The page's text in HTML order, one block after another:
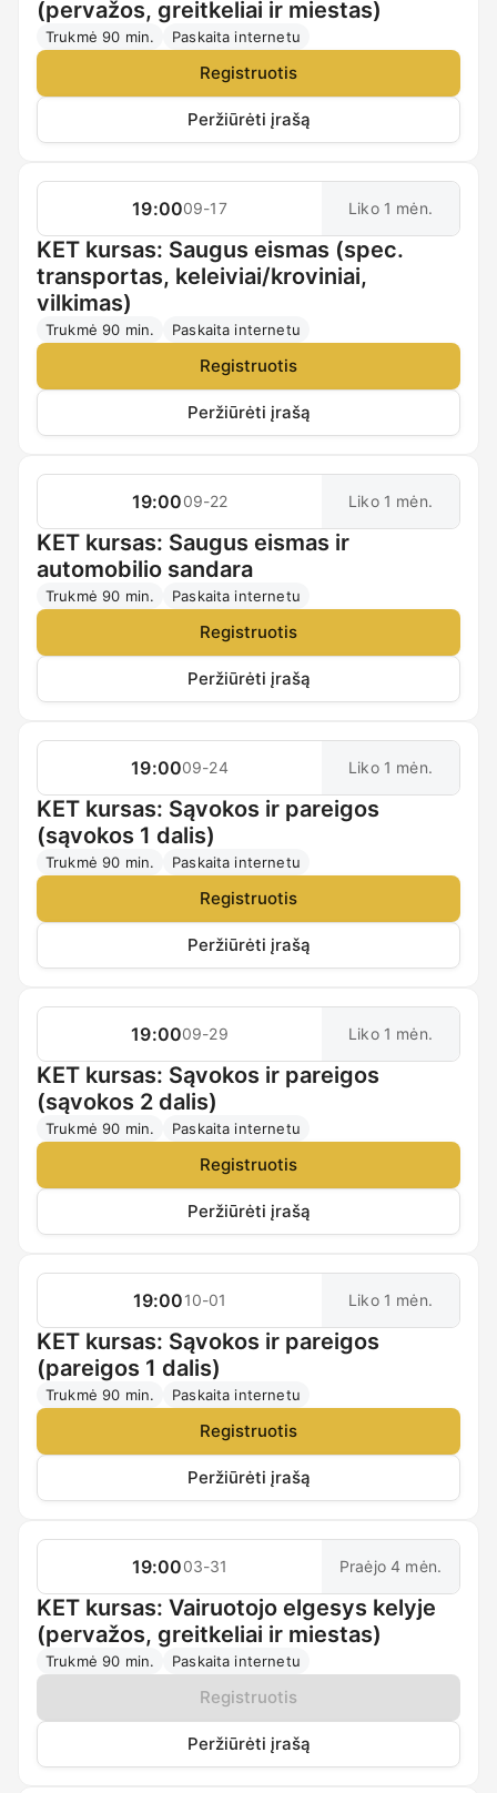
(pervažos, greitkeliai ir miestas)
Trukmė 90 min. Paskaita internetu
Registruotis
Peržiūrėti įrašą
19:0009-17 Liko 1 mėn.
KET kursas: Saugus eismas (spec.
transportas, keleiviai/kroviniai,
vilkimas)
Trukmė 90 min. Paskaita internetu
Registruotis
Peržiūrėti įrašą
19:0009-22 Liko 1 mėn.
KET kursas: Saugus eismas ir
automobilio sandara
Trukmė 90 min. Paskaita internetu
Registruotis
Peržiūrėti įrašą
19:0009-24 Liko 1 mėn.
KET kursas: Sąvokos ir pareigos
(sąvokos 1 dalis)
Trukmė 90 min. Paskaita internetu
Registruotis
Peržiūrėti įrašą
19:0009-29 Liko 1 mėn.
KET kursas: Sąvokos ir pareigos
(sąvokos 2 dalis)
Trukmė 90 min. Paskaita internetu
Registruotis
Peržiūrėti įrašą
19:0010-01 Liko 1 mėn.
KET kursas: Sąvokos ir pareigos
(pareigos 1 dalis)
Trukmė 90 min. Paskaita internetu
Registruotis
Peržiūrėti įrašą
19:0003-31 Praėjo 4 mėn.
KET kursas: Vairuotojo elgesys kelyje
(pervažos, greitkeliai ir miestas)
Trukmė 90 min. Paskaita internetu
Registruotis
Peržiūrėti įrašą